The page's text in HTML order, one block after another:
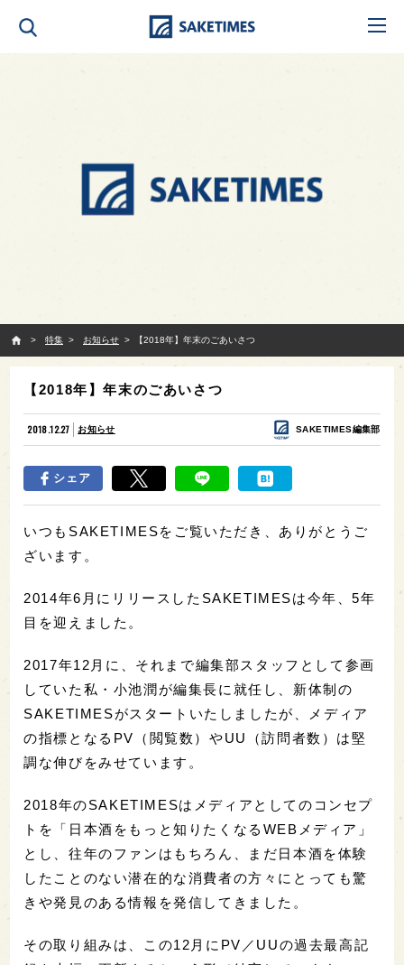
特集
お知らせ 【2018年】年末のごあいさつ
【2018年】年末のごあいさつ
2018.12.27 お知らせ SAKETIMES編集部
シェア
いつもSAKETIMESをご覧いただき、ありがとうご
ざいます。
2014年6月にリリースしたSAKETIMESは今年、5年
目を迎えました。
2017年12月に、それまで編集部スタッフとして参画
していた私・小池潤が編集長に就任し、新体制の
SAKETIMESがスタートいたしましたが、メディア
の指標となるPV（閲覧数）やUU（訪問者数）は堅
調な伸びをみせています。
2018年のSAKETIMESはメディアとしてのコンセプ
トを「日本酒をもっと知りたくなるWEBメディア」
とし、往年のファンはもちろん、まだ日本酒を体験
したことのない潜在的な消費者の方々にとっても驚
きや発見のある情報を発信してきました。
その取り組みは、この12月にPV／UUの過去最高記